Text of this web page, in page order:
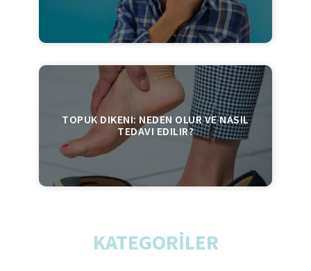
TOPUK DIKENI: NEDEN OLUR VE NASIL
TEDAVI EDILIR?
KATEGORİLER